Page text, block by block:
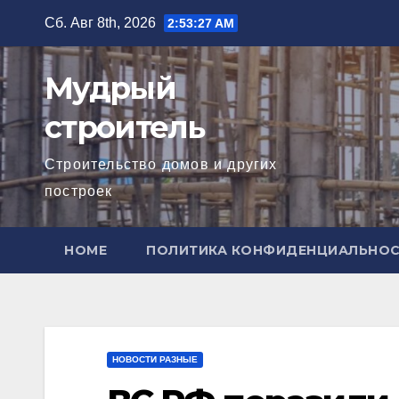
содержимому
Сб. Авг 8th, 2026 2:53:28 AM
Мудрый
строитель
Строительство домов и других
построек
HOME ПОЛИТИКА
НОВОСТИ РАЗНЫЕ